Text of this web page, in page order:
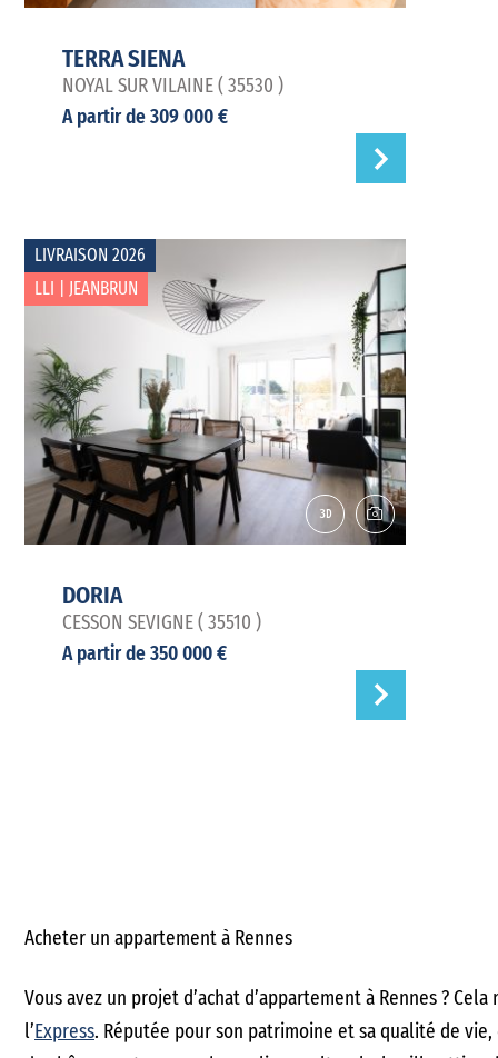
TERRA SIENA
NOYAL SUR VILAINE ( 35530 )
A partir de 309 000 €
LIVRAISON 2026
LLI | JEANBRUN
DORIA
CESSON SEVIGNE ( 35510 )
A partir de 350 000 €
Acheter un appartement à Rennes
Vous avez un projet d’achat d’appartement à Rennes ?
l’ Express. Réputée pour son patrimoine et sa qualité de